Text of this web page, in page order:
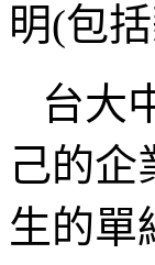
明(包
台大
己的企
生的單